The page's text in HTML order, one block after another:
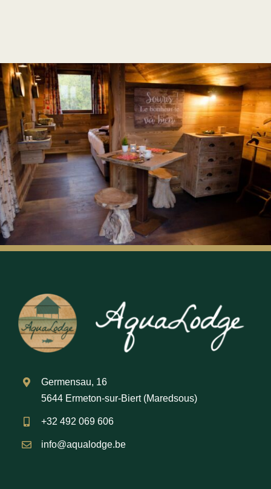
Germensau, 16
5644 Ermeton-sur-Biert (Maredsous)
+32 492 069 606
info@aqualodge.be